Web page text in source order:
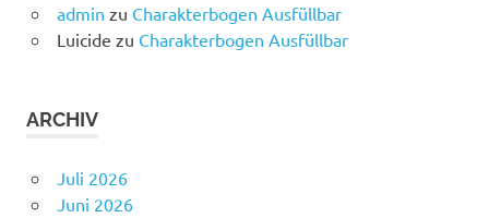
admin zu Charakterbogen Ausfüllbar
Luicide zu Charakterbogen Ausfüllbar
ARCHIV
Juli 2026
Juni 2026